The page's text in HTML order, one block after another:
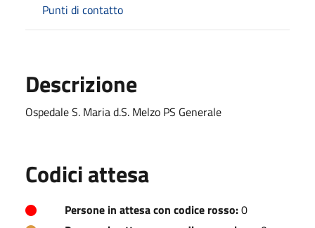
Punti di contatto
Descrizione
Ospedale S. Maria d.S. Melzo PS Generale
Codici attesa
Persone in attesa con codice rosso:0